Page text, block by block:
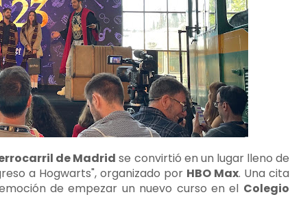
de Madrid se convirtió en un lugar lleno de
a Hogwarts", organizado por HBO Max. Una cita
de empezar un nuevo curso en el Colegio